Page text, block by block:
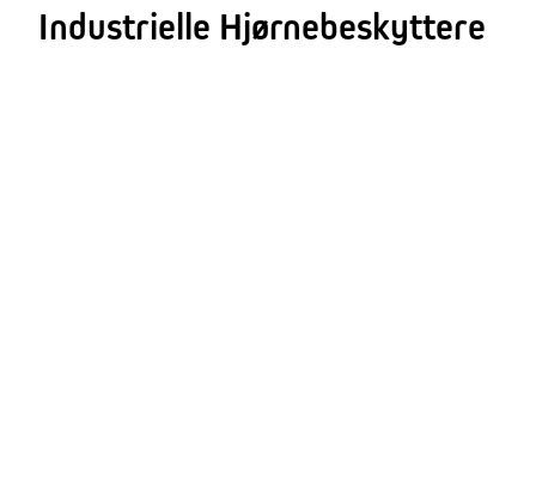
Industrielle Hjørnebeskyttere